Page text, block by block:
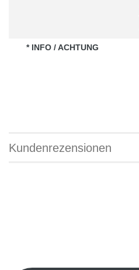
* INFO / ACHTUNG
Kundenrezensionen